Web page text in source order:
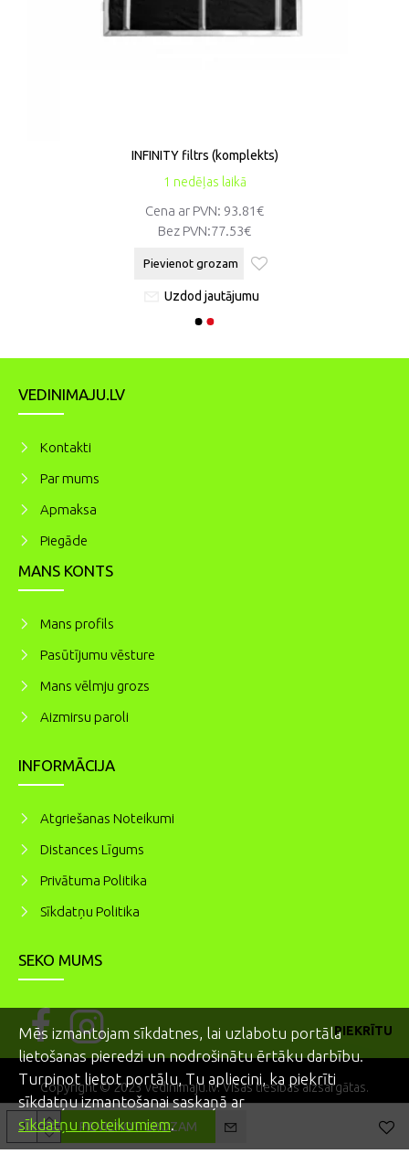
PIEVIENOT GROZAM
1 nedēļas laikā
INFINITY filtrs (komplekts)
Cena ar PVN: 93.81€
Bez PVN:77.53€
Pievienot grozam
Uzdod jautājumu
VEDINIMAJU.LV
Kontakti
Par mums
Apmaksa
Piegāde
MANS KONTS
Mans profils
Pasūtījumu vēsture
Mans vēlmju grozs
Aizmirsu paroli
INFORMĀCIJA
Atgriešanas Noteikumi
Distances Līgums
Privātuma Politika
Sīkdatņu Politika
SEKO MUMS
Copyright © 2023 vedinimaju.lv. Visas tiesības aizsargātas.
PIEKRĪTU
Mēs izmantojam sīkdatnes, lai uzlabotu portāla
lietošanas pieredzi un nodrošinātu ērtāku darbību.
Turpinot lietot portālu, Tu apliecini, ka piekrīti
sīkdatņu izmantošanai saskaņā ar
sīkdatņu noteikumiem.